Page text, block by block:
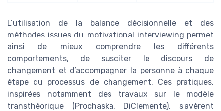
L’utilisation de la balance décisionnelle et des
méthodes issues du motivational interviewing permet
ainsi de mieux comprendre les différents
comportements, de susciter le discours de
changement et d’accompagner la personne à chaque
étape du processus de changement. Ces pratiques,
inspirées notamment des travaux sur le modèle
transthéorique (Prochaska, DiClemente), s’avèrent